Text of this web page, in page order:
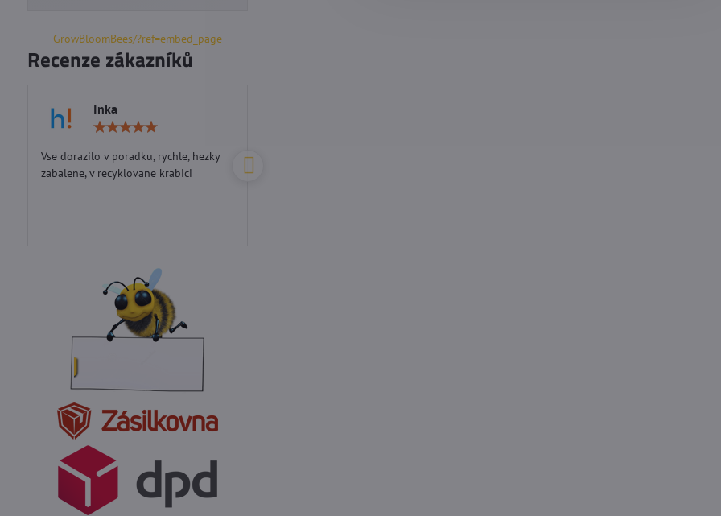
GrowBloomBees/?ref=embed_page
Recenze zákazníků
Inka
5
Vse dorazilo v poradku, rychle, hezky
zabalene, v recyklovane krabici
Výkup vosku: 200Kč / 1kg